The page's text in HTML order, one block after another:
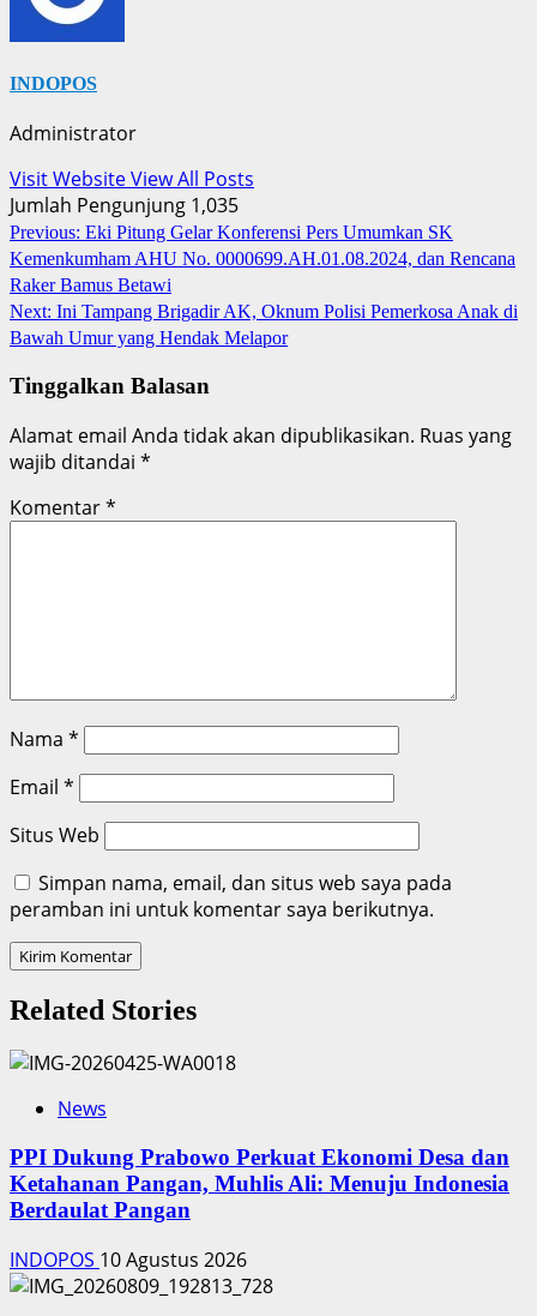
INDOPOS
Administrator
Visit WebsiteView All Posts
Jumlah Pengunjung 1,035
Post
navigation
Previous: Eki Pitung Gelar Konferensi Pers Umumkan SK
Kemenkumham AHU No. 0000699.AH.01.08.2024, dan Rencana
Raker Bamus Betawi
Next: Ini Tampang Brigadir AK, Oknum Polisi Pemerkosa Anak di
Bawah Umur yang Hendak Melapor
Tinggalkan Balasan
Alamat email Anda tidak akan dipublikasikan. Ruas yang
wajib ditandai *
Komentar*
Nama *
Email *
Situs Web
Simpan nama, email, dan situs web saya pada
peramban ini untuk komentar saya berikutnya.
Related Stories
News
PPI Dukung Prabowo Perkuat Ekonomi Desa dan
Ketahanan Pangan, Muhlis Ali: Menuju Indonesia
Berdaulat Pangan
INDOPOS 10 Agustus 2026